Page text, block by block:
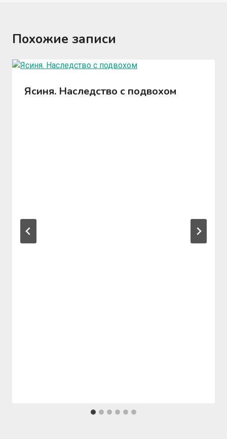
Похожие записи
Ясиня. Наследство с подвохом